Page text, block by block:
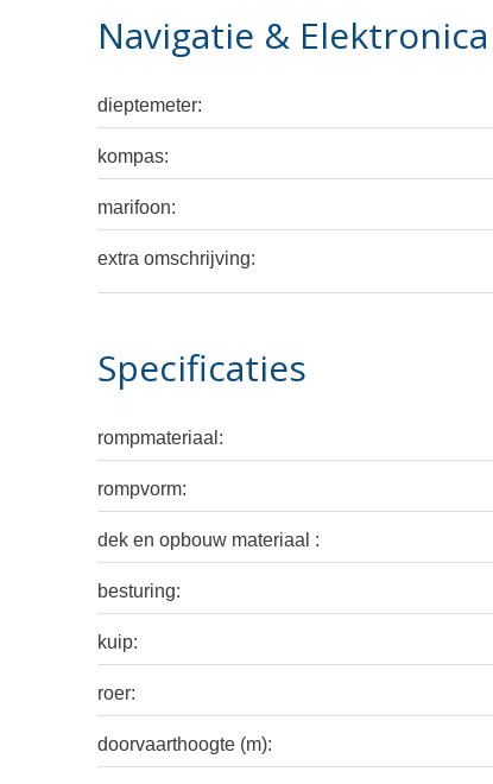
Navigatie & Elektronica
dieptemeter:
kompas:
marifoon:
extra omschrijving:
Specificaties
rompmateriaal:
rompvorm:
dek en opbouw materiaal :
besturing:
kuip:
roer:
doorvaarthoogte (m):